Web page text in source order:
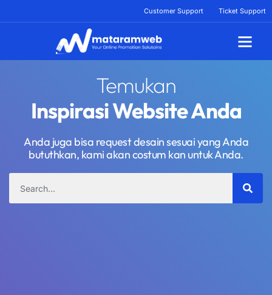
Customer Support Ticket Support
Temukan
Inspirasi Website Anda
Anda juga bisa request desain sesuai yang Anda
bututhkan, kami akan costum kan untuk Anda.